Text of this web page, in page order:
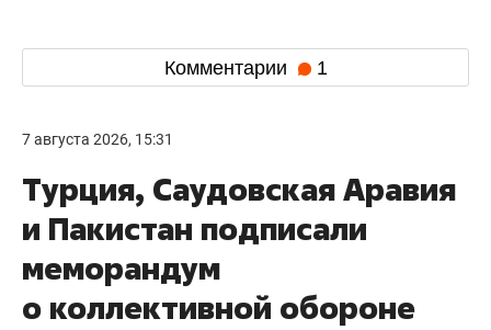
Комментарии 1
7 августа 2026, 15:31
Турция, Саудовская Аравия
и Пакистан подписали
меморандум
о коллективной обороне